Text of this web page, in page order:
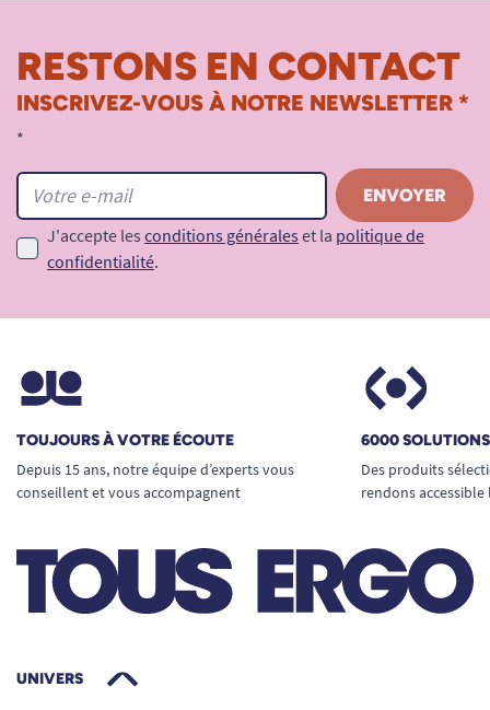
RESTONS EN CONTACT
INSCRIVEZ-VOUS À NOTRE NEWSLETTER *
*
J'accepte les conditions générales et la politique de
confidentialité.
TOUJOURS À VOTRE ÉCOUTE
Depuis 15 ans, notre équipe d’experts vous
conseillent et vous accompagnent
6000
Des produits
rendons
UNIVERS